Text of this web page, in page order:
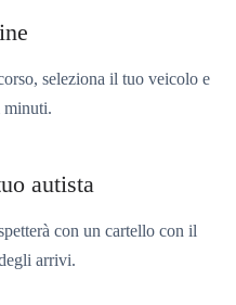
seleziona il tuo veicolo e
minuti.
autista
con un cartello con il
arrivi.